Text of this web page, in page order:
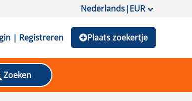
Nederlands|EUR
| Registreren Plaats zoekertje
Zoeken